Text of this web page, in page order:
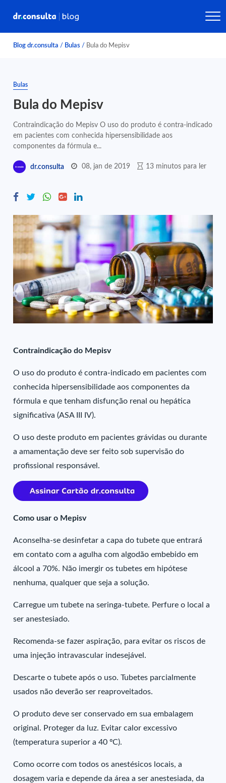
Blog dr.consulta / Bulas / Bula do Mepisv
Bulas
Bula do Mepisv
Contraindicação do Mepisv O uso do produto é contra-indicado
em pacientes com conhecida hipersensibilidade aos
componentes da fórmula e...
dr.consulta 08, jan de 2019 13 minutos para ler
Contraindicação do Mepisv
O uso do produto é contra-indicado em pacientes com
conhecida hipersensibilidade aos componentes da
fórmula e que tenham disfunção renal ou hepática
significativa (ASA III IV).
O uso deste produto em pacientes grávidas ou durante
a amamentação deve ser feito sob supervisão do
profissional responsável.
Como usar o Mepisv
Aconselha-se desinfetar a capa do tubete que entrará
em contato com a agulha com algodão embebido em
álcool a 70%. Não imergir os tubetes em hipótese
nenhuma, qualquer que seja a solução.
Carregue um tubete na seringa-tubete. Perfure o local a
ser anestesiado.
Recomenda-se fazer aspiração, para evitar os riscos de
uma injeção intravascular indesejável.
Descarte o tubete após o uso. Tubetes parcialmente
usados não deverão ser reaproveitados.
O produto deve ser conservado em sua embalagem
original. Proteger da luz. Evitar calor excessivo
(temperatura superior a 40 ºC).
Como ocorre com todos os anestésicos locais, a
dosagem varia e depende da área a ser anestesiada, da